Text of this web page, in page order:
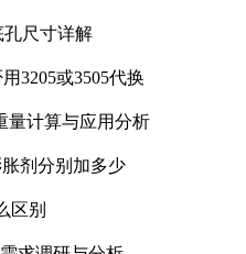
孔尺寸详解
3205或3505代换
量计算与应用分析
剂分别加多少
区别